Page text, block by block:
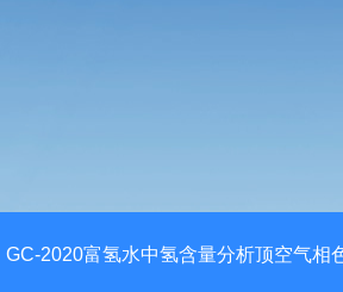
GC-2020富氢水中氢含量分析顶空气相